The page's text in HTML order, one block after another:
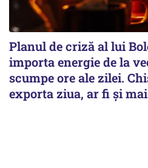
Planul de criză al lui
importa energie de la
scumpe ore ale zilei.
exporta ziua, ar fi și